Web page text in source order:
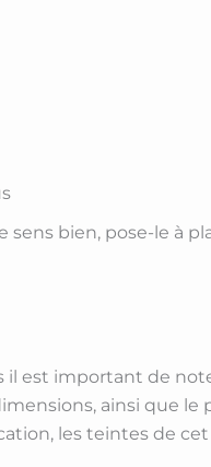
bien, pose-le à
il est important de
ainsi que
les teintes de